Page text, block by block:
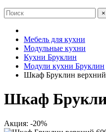
×
Мебель для кухни
Модульные кухни
Кухни Бруклин
Модули кухни Бруклин
Шкаф Бруклин
Шкаф
Акция: -20%